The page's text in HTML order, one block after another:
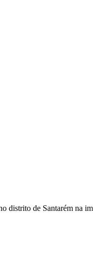
distrito de Santarém na